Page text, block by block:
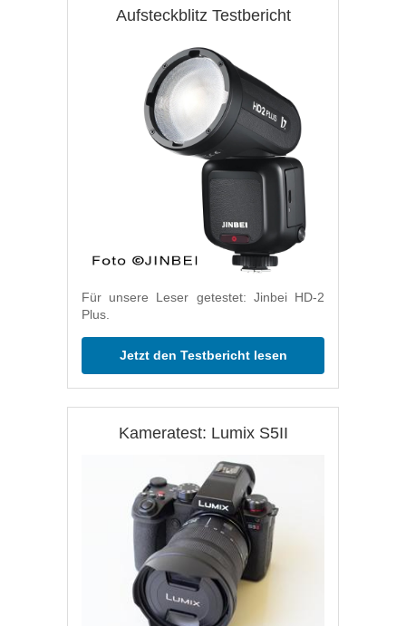
Aufsteckblitz Testbericht
Für unsere Leser getestet: Jinbei HD-2
Plus.
Jetzt den Testbericht lesen
Kameratest: Lumix S5II